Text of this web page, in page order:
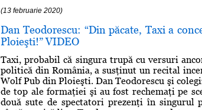
(13 februarie 2020)
Dan Teodorescu: “Din păcate, Taxi a
Ploieşti!” VIDEO
Taxi, probabil că singura trupă cu versuri
politică din România, a susţinut un recital
Wolf Pub din Ploieşti. Dan Teodorescu şi
de top ale formaţiei şi au fost rechemaţi pe
două sute de spectatori prezenţi în singurul